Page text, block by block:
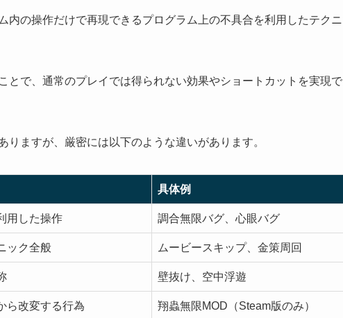
内の操作だけで再現できるプログラム上の不具合を利用したテクニ
とで、通常のプレイでは得られない効果やショートカットを実現で
ますが、厳密には以下のような違いがあります。
具体例
用した操作 調合無限バグ、心眼バグ
ック全般 ムービースキップ、金策周回
壁抜け、空中浮遊
ら改変する行為 翔蟲無限MOD（Steam版のみ）